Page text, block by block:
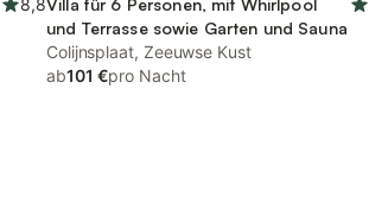
8,8Villa für 6 Personen, mit Whirlpool
und Terrasse sowie Garten und Sauna
Colijnsplaat, Zeeuwse Kust
ab101 €pro Nacht